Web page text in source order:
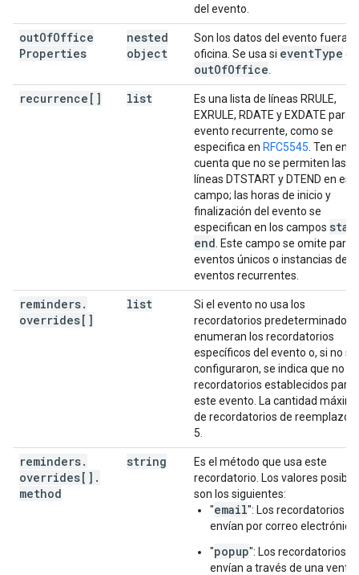
del evento.
outOfOffice
Properties
nested
object
Son los datos del evento fuera
oficina. Se usa si eventType es
outOfOffice
recurrence[] list
Es una lista de líneas RRULE,
EXRULE, RDATE y EXDATE para
evento recurrente, como se
especifica en RFC5545 . Ten en
cuenta que no se permiten las
líneas DTSTART y DTEND en
campo; las horas de inicio y
finalización del evento se
especifican en los campos
end . Este campo se omite para
eventos únicos o instancias de
eventos recurrentes.
reminders.
overrides[]
list
Si el evento no usa los
recordatorios predeterminados,
enumeran los recordatorios
específicos del evento o, si no se
configuraron, se indica que no
recordatorios establecidos para
este evento. La cantidad
de recordatorios de reemplazo
5.
reminders.
overrides[] .
method
string
Es el método que usa este
recordatorio. Los valores
son los siguientes:
"email": Los recordatorios se
envían por correo electrónico.
"popup": Los recordatorios
envían a través de una